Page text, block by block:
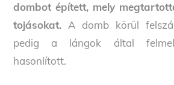
dombot épített, mely
tojásokat. A domb körül
pedig a lángok által
hasonlított.